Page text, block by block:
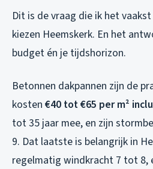
Dit is de vraag die ik het
kiezen Heemskerk. En het
budget én je tijdshorizon.
Betonnen dakpannen zijn de
kosten €40 tot €65 per m²
tot 35 jaar mee, en zijn
9. Dat laatste is belangrijk in
regelmatig windkracht 7 tot 8,